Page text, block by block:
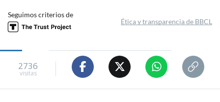
Seguimos criterios de
Ética y transparencia de BBCL
2736
visitas